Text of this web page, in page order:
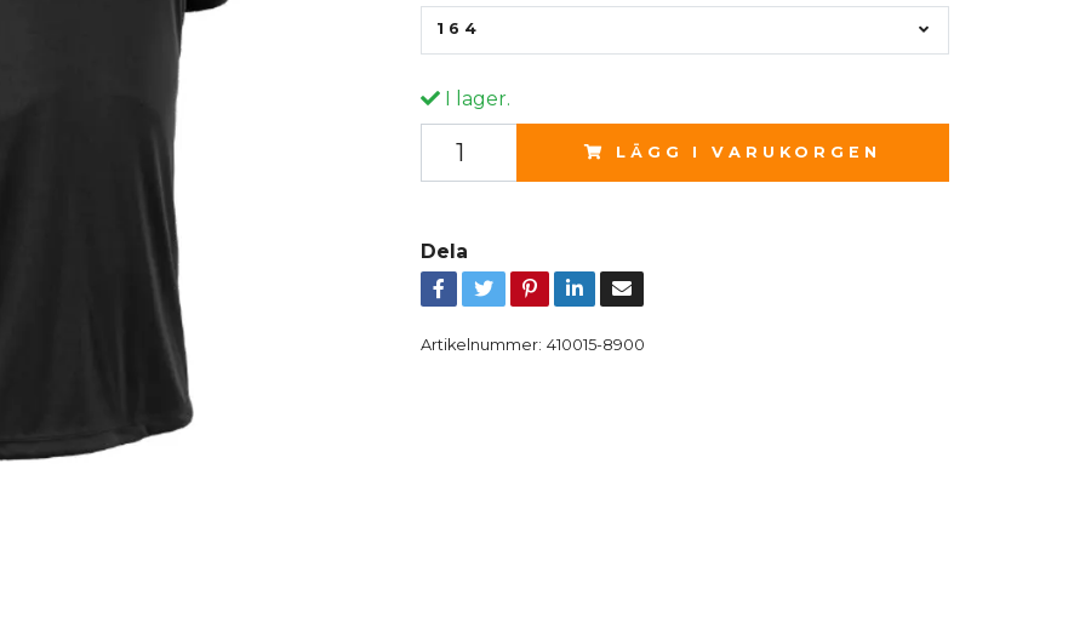
164
I lager.
LÄGG I VARUKORGEN
Dela
Artikelnummer: 410015-8900